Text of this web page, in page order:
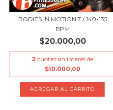
BODIES IN MOTION 7 / 140-135
BPM
$20.000,00
2 cuotas sin interés de
$10.000,00